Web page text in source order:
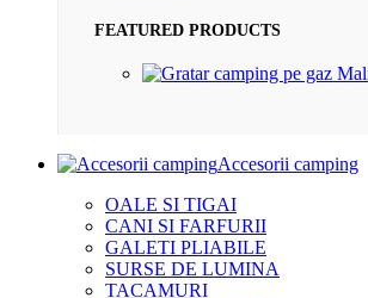
FEATURED PRODUCTS
Accesorii camping
OALE SI TIGAI
CANI SI FARFURII
GALETI PLIABILE
SURSE DE LUMINA
TACAMURI